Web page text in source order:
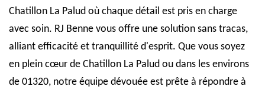
Chatillon La Palud où chaque détail est pris en charge
avec soin. RJ Benne vous offre une solution sans tracas,
alliant efficacité et tranquillité d'esprit. Que vous soyez
en plein cœur de Chatillon La Palud ou dans les environs
de 01320, notre équipe dévouée est prête à répondre à